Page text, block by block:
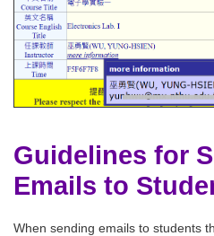
Guidelines for
Emails to
When sending emails to students